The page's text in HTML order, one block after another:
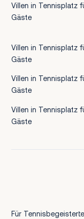
Villen in Tennisplatz
Gäste
Villen in Tennisplatz
Gäste
Villen in Tennisplatz
Gäste
Villen in Tennisplatz
Gäste
Für